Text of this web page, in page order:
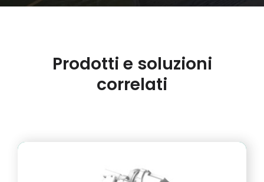
Prodotti e soluzioni
correlati